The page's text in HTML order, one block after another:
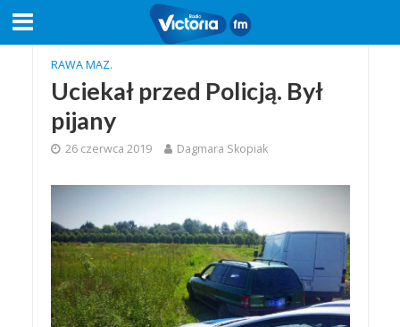
RAWA MAZ.
Uciekał przed Policją. Był
pijany
26 czerwca 2019 Dagmara Skopiak